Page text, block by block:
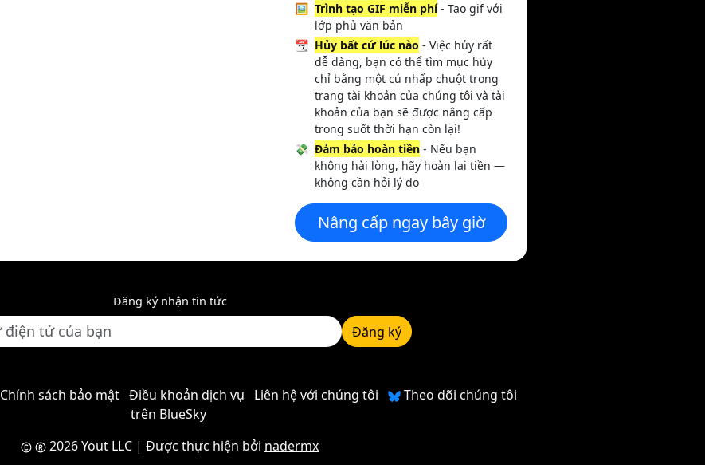
🖼️ Trình tạo GIF miễn phí- Tạo gif với
lớp phủ văn bản
📆 Hủy bất cứ lúc nào - Việc hủy rất
dễ dàng, bạn có thể tìm mục hủy
chỉ bằng một cú nhấp chuột trong
trang tài khoản của chúng tôi và tài
khoản của bạn sẽ được nâng cấp
trong suốt thời hạn còn lại!
💸 Đảm bảo hoàn tiền - Nếu bạn
không hài lòng, hãy hoàn lại tiền —
không cần hỏi lý do
Nâng cấp ngay bây giờ
Đăng ký nhận tin tức
Đăng ký
Chính sách bảo mật Điều khoản dịch vụ Liên hệ với chúng tôi
Theo dõi chúng tôi
trên BlueSky
2026 Yout LLC | Được thực hiện bởi nadermx